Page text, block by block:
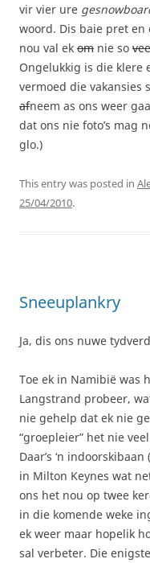
vir vier ure
woord. Dis baie pret en
nou val ek om nie so
Ongelukkig is die klere
vermoed die vakansies
afneem as ons weer
dat ons nie foto’s mag
glo.)
This entry was posted in
25/04/2010.
Sneeuplankry
Ja, dis ons nuwe
Toe ek in Namibië was
Langstrand probeer,
nie gehelp dat ek nie
“groepleier” het nie
Daar’s ‘n
in Milton Keynes wat
ons het nou op twee
in die komende weke
ek weer maar hopelik
sal verbeter. Die